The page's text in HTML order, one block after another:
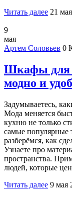
Читать далее 21
9
мая
Артем Соловьев 0
Шкафы для
модно и
Задумываетесь,
Мода меняется
кухню не только
самые популярные
разберёмся, как
Узнаете про
пространства.
людей, которые
Читать далее 9 мая